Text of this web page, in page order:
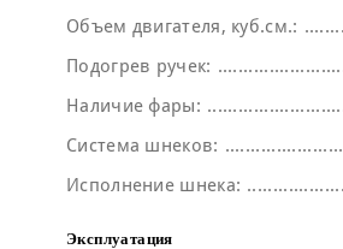
Объем двигателя, куб.см.:
Подогрев ручек:
Наличие фары:
Система шнеков:
Исполнение шнека:
Эксплуатация